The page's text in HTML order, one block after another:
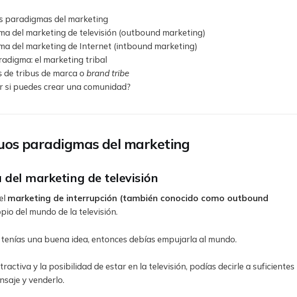
paradigmas del marketing
del marketing de televisión (outbound marketing)
del marketing de Internet (intbound marketing)
el marketing tribal
de tribus de marca o brand tribe
si puedes crear una comunidad?
paradigmas del marketing
del marketing de televisión
marketing de interrupción (también conocido como outbound
del mundo de la televisión.
una buena idea, entonces debías empujarla al mundo.
y la posibilidad de estar en la televisión, podías decirle a suficientes
y venderlo.